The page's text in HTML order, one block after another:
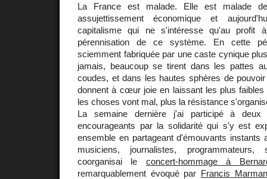
La France est malade. Elle est malade
assujettissement économique et
capitalisme qui ne s'intéresse qu'au
pérennisation de ce système. En cette
sciemment fabriquée par une caste cynique
jamais, beaucoup se tirent dans les pattes
coudes, et dans les hautes sphères de
donnent à cœur joie en laissant les plus
les choses vont mal, plus la résistance
La semaine dernière j'ai participé à deux
encourageants par la solidarité qui s'y est
ensemble en partageant d'émouvants instants
musiciens, journalistes,
coorganisai le concert-hommage à
remarquablement évoqué par Francis